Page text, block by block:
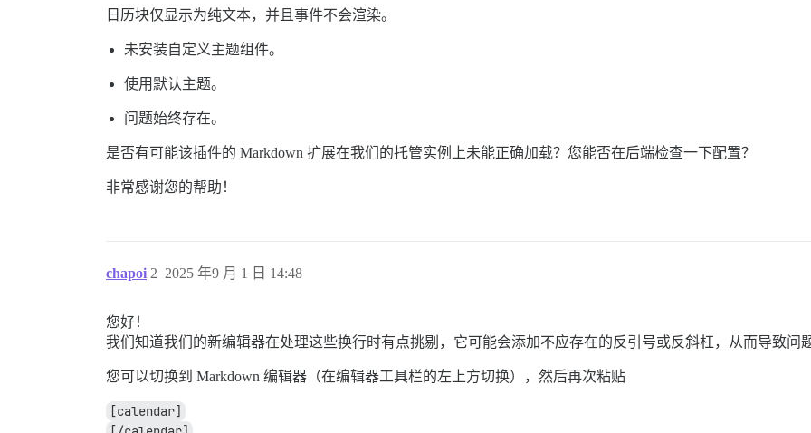
日历块仅显示为纯文本，并且事件不会渲染。
未安装自定义主题组件。
使用默认主题。
问题始终存在。
是否有可能该插件的 Markdown 扩展在我们的托管实例上未能正确加载？您能否在后端检查一下配置？
非常感谢您的帮助！
chapoi 2025 年9 月 1 日 14:48
2
您好！
我们知道我们的新编辑器在处理这些换行时有点挑剔，它可能会添加不应存在的反引号或反斜杠，从而导致问
您可以切换到 Markdown 编辑器（在编辑器工具栏的左上方切换），然后再次粘贴
[calendar]